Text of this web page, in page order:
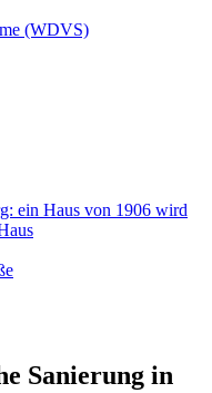
(WDVS)
ein Haus von 1906 wird
Sanierung in